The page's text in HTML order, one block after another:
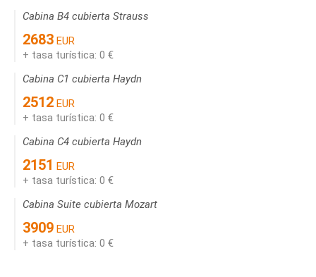
Cabina B4 cubierta Strauss
2683 EUR
+ tasa turística: 0 €
Cabina C1 cubierta Haydn
2512 EUR
+ tasa turística: 0 €
Cabina C4 cubierta Haydn
2151 EUR
+ tasa turística: 0 €
Cabina Suite cubierta Mozart
3909 EUR
+ tasa turística: 0 €